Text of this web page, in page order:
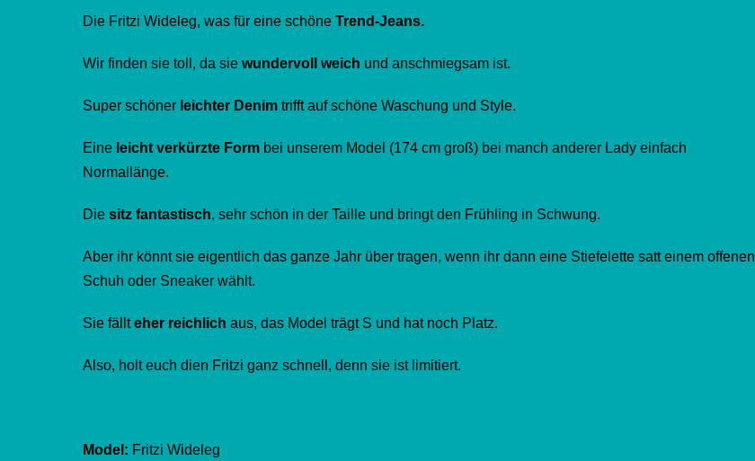
Die Fritzi Wideleg, was für eine schöne Trend-Jeans.
Wir finden sie toll, da sie wundervoll weich und anschmiegsam ist.
Super schöner leichter Denim trifft auf schöne Waschung und Style.
Eine leicht verkürzte Form bei unserem Model (174 cm groß) bei manch anderer Lady einfach
Normallänge.
Die sitz fantastisch, sehr schön in der Taille und bringt den Frühling in Schwung.
Aber ihr könnt sie eigentlich das ganze Jahr über tragen, wenn ihr dann eine Stiefelette satt einem offenen
Schuh oder Sneaker wählt.
Sie fällteher reichlich aus, das Model trägt S und hat noch Platz.
Also, holt euch dien Fritzi ganz schnell, denn sie ist limitiert.
Model: Fritzi Wideleg